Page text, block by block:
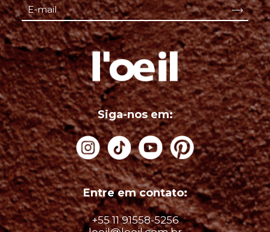
Siga-nos em:
Entre em contato:
+55 11 91558-5256